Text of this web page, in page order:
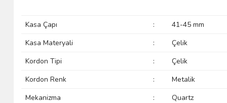
Kasa Çapı :
41-45 mm
Kasa Materyali
:
Çelik
Kordon Tipi
:
Çelik
Kordon Renk
:
Metalik
Mekanizma
:
Quartz